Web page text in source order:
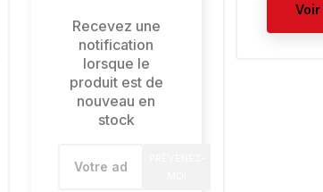
Recevez une
notification
lorsque le
produit est de
nouveau en
stock